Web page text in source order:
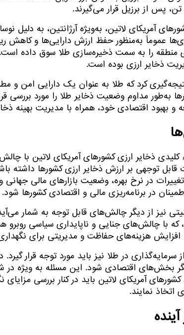
آمریکای لاتین، به‌ویژه آرژانتین، به دلیل
عموماً به‌منظور حفظ ارزش دارایی‌ها و
منطقه را به سمت ذخیره‌سازی طلا سوق داده
ذخایر ارزی بوده است.
کرد که طلا به عنوان یک دارایی امن و
به‌طور مداوم وضعیت ذخایر طلا را مورد بررسی
و بهبود اقتصادی خود، همراه با مدیریت بهینه
کلیدی ذخایر ارزی کشورهای آمریکای لاتین با
قابل توجهی بر ارزش ذخایر ارزی کشورها
تغییرات در نرخ بهره، وضعیت بازارهای مالی
در برنامه‌ریزی مالی و اقتصادی کشورها شود.
نیز از دیگر چالش‌های قابل توجه به شمار
که با چالش‌های جنایی و ناپایداری سیاسی
افزایش هزینه‌های حفاظت و مدیریتی برای
سرمایه‌گذاری در طلا نیز باید مورد توجه قرار
اقتصادی شود. این مسئله به ویژه در
آمریکای لاتین باید در کنار بررسی
اتخاذ نمایند.